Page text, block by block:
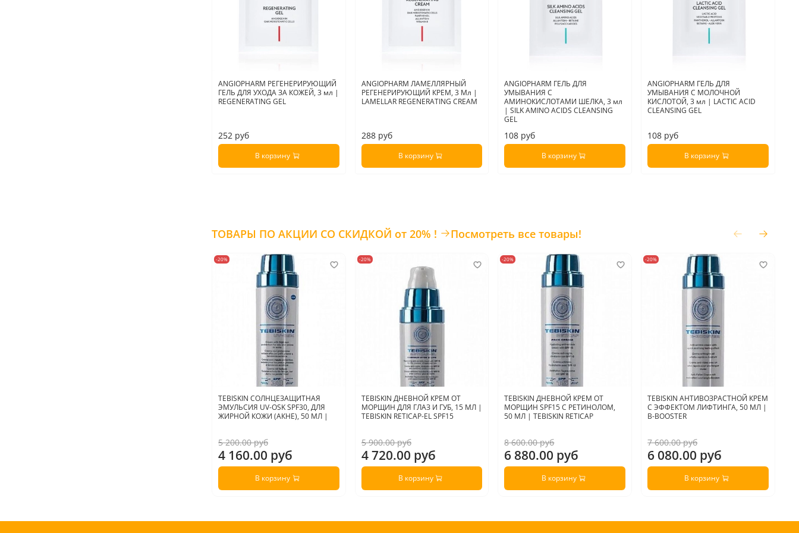
ANGIOPHARM РЕГЕНЕРИРУЮЩИЙ
ГЕЛЬ ДЛЯ УХОДА ЗА КОЖЕЙ, 3 мл |
REGENERATING GEL
252 руб
В корзину
ANGIOPHARM ЛАМЕЛЛЯРНЫЙ
РЕГЕНЕРИРУЮЩИЙ КРЕМ, 3 Мл |
LAMELLAR REGENERATING CREAM
288 руб
В корзину
ANGIOPHARM ГЕЛЬ ДЛЯ
УМЫВАНИЯ С
АМИНОКИСЛОТАМИ ШЕЛКА, 3 мл
| SILK AMINO ACIDS CLEANSING
GEL
108 руб
В корзину
ANGIOPHARM ГЕЛЬ ДЛЯ
УМЫВАНИЯ С МОЛОЧНОЙ
КИСЛОТОЙ, 3 мл | LACTIC ACID
CLEANSING GEL
108 руб
В корзину
ТОВАРЫ ПО АКЦИИ СО СКИДКОЙ от 20% ! Посмотреть все товары!
-20%
TEBISKIN СОЛНЦЕЗАЩИТНАЯ
ЭМУЛЬСИЯ UV-OSK SPF30, ДЛЯ
ЖИРНОЙ КОЖИ (АКНЕ), 50 МЛ |
5 200.00 руб
4 160.00 руб
В корзину
-20%
TEBISKIN ДНЕВНОЙ КРЕМ ОТ
МОРЩИН ДЛЯ ГЛАЗ И ГУБ, 15 МЛ |
TEBISKIN RETICAP-EL SPF15
5 900.00 руб
4 720.00 руб
В корзину
-20%
TEBISKIN ДНЕВНОЙ КРЕМ ОТ
МОРЩИН SPF15 С РЕТИНОЛОМ,
50 МЛ | TEBISKIN RETICAP
8 600.00 руб
6 880.00 руб
В корзину
-20%
TEBISKIN АНТИВОЗРАСТНОЙ КРЕМ
С ЭФФЕКТОМ ЛИФТИНГА, 50 МЛ |
B-BOOSTER
7 600.00 руб
6 080.00 руб
В корзину